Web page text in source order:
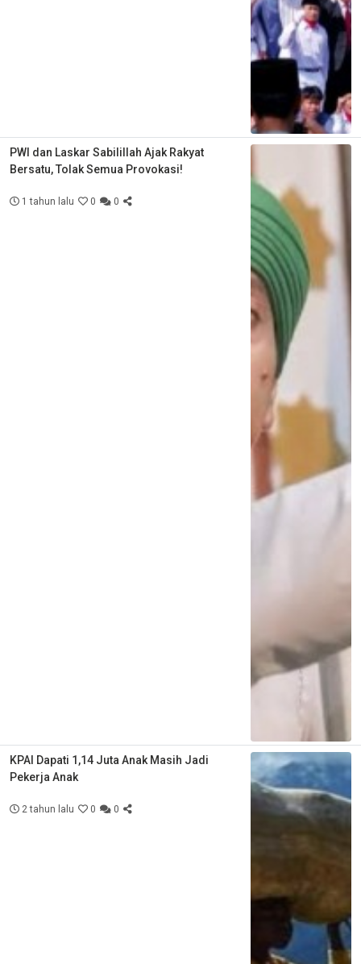
PWI dan Laskar Sabilillah Ajak Rakyat
Bersatu, Tolak Semua Provokasi!
1 tahun lalu 0 0
KPAI Dapati 1,14 Juta Anak Masih Jadi
Pekerja Anak
2 tahun lalu 0 0